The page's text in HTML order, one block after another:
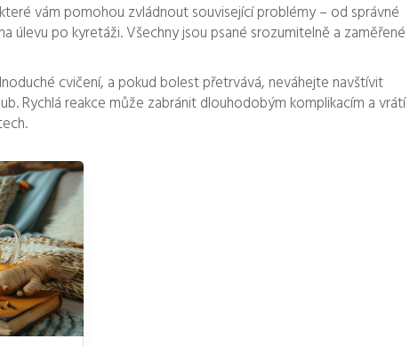
vám pomohou zvládnout související problémy – od správné
úlevu po kyretáži. Všechny jsou psané srozumitelně a zaměřené
cvičení, a pokud bolest přetrvává, neváhejte navštívit
Rychlá reakce může zabránit dlouhodobým komplikacím a vrátí